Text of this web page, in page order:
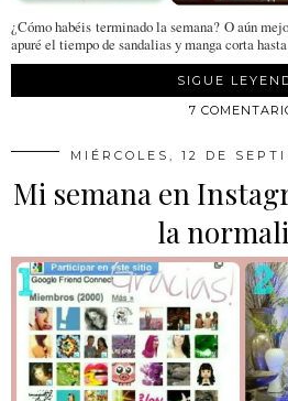
¿Cómo habéis terminado la semana? O aún
apuré el tiempo de sandalias y manga corta
SIGUE
7
MIÉRCOLES, 12 DE
Mi semana en
la